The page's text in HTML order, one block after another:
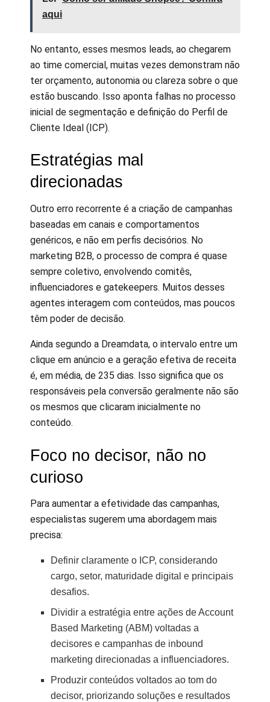
aqui
No entanto, esses mesmos leads, ao chegarem
ao time comercial, muitas vezes demonstram não
ter orçamento, autonomia ou clareza sobre o que
estão buscando. Isso aponta falhas no processo
inicial de segmentação e definição do Perfil de
Cliente Ideal (ICP).
Estratégias mal
direcionadas
Outro erro recorrente é a criação de campanhas
baseadas em canais e comportamentos
genéricos, e não em perfis decisórios. No
marketing B2B, o processo de compra é quase
sempre coletivo, envolvendo comitês,
influenciadores e gatekeepers. Muitos desses
agentes interagem com conteúdos, mas poucos
têm poder de decisão.
Ainda segundo a Dreamdata, o intervalo entre um
clique em anúncio e a geração efetiva de receita
é, em média, de 235 dias. Isso significa que os
responsáveis pela conversão geralmente não são
os mesmos que clicaram inicialmente no
conteúdo.
Foco no decisor, não no
curioso
Para aumentar a efetividade das campanhas,
especialistas sugerem uma abordagem mais
precisa:
Definir claramente o ICP, considerando
cargo, setor, maturidade digital e principais
desafios.
Dividir a estratégia entre ações de Account
Based Marketing (ABM) voltadas a
decisores e campanhas de inbound
marketing direcionadas a influenciadores.
Produzir conteúdos voltados ao tom do
decisor, priorizando soluções e resultados